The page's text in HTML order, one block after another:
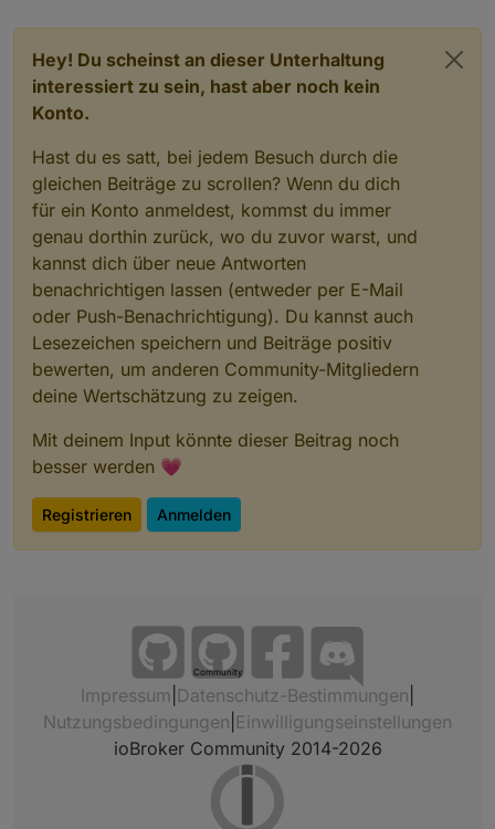
Hey! Du scheinst an dieser Unterhaltung
interessiert zu sein, hast aber noch kein
Konto.
Hast du es satt, bei jedem Besuch durch die
gleichen Beiträge zu scrollen? Wenn du dich
für ein Konto anmeldest, kommst du immer
genau dorthin zurück, wo du zuvor warst, und
kannst dich über neue Antworten
benachrichtigen lassen (entweder per E-Mail
oder Push-Benachrichtigung). Du kannst auch
Lesezeichen speichern und Beiträge positiv
bewerten, um anderen Community-Mitgliedern
deine Wertschätzung zu zeigen.
Mit deinem Input könnte dieser Beitrag noch
besser werden 💗
Registrieren Anmelden
Community
Impressum Datenschutz-Bestimmungen
Nutzungsbedingungen Einwilligungseinstellungen
ioBroker Community 2014-2026